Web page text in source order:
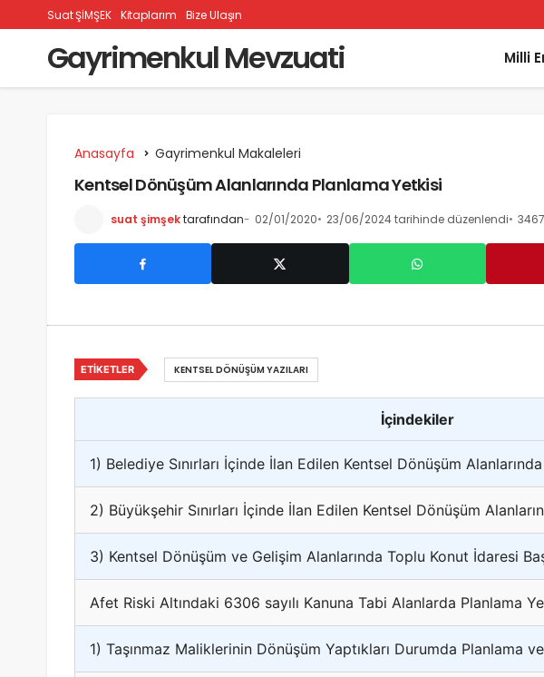
Suat ŞİMŞEK Kitaplarım Bize Ulaşın
Gayrimenkul Mevzuati Milli
Anasayfa Gayrimenkul Makaleleri
Kentsel Dönüşüm Alanlarında Planlama Yetkisi
suat şimşektarafından 02/01/2020 23/06/2024 tarihinde düzenlendi
İçindekiler
1) Belediye Sınırları İçinde İlan Edilen Kentsel Dönüşüm Alanlarında
2) Büyükşehir Sınırları İçinde İlan Edilen Kentsel Dönüşüm
3) Kentsel Dönüşüm ve Gelişim Alanlarında Toplu Konut İdaresi
Afet Riski Altındaki 6306 sayılı Kanuna Tabi Alanlarda Planlama
1) Taşınmaz Maliklerinin Dönüşüm Yaptıkları Durumda Planlama
ETIKETLER KENTSEL DÖNÜŞÜM YAZILARI